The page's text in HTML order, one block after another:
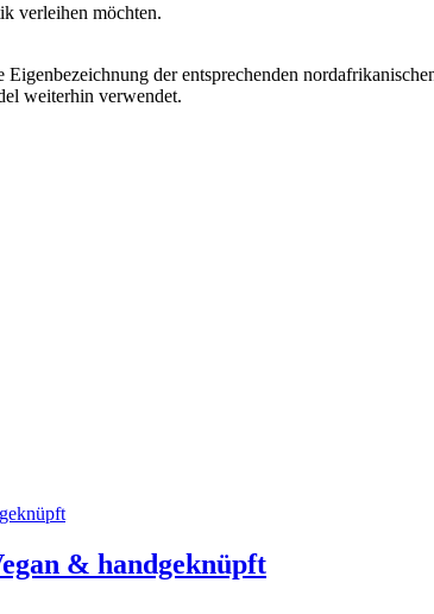
verleihen möchten.
der entsprechenden
weiterhin verwendet.
& handgeknüpft